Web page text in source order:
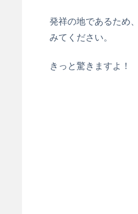
発祥の地であるため
みてください。
きっと驚きますよ！